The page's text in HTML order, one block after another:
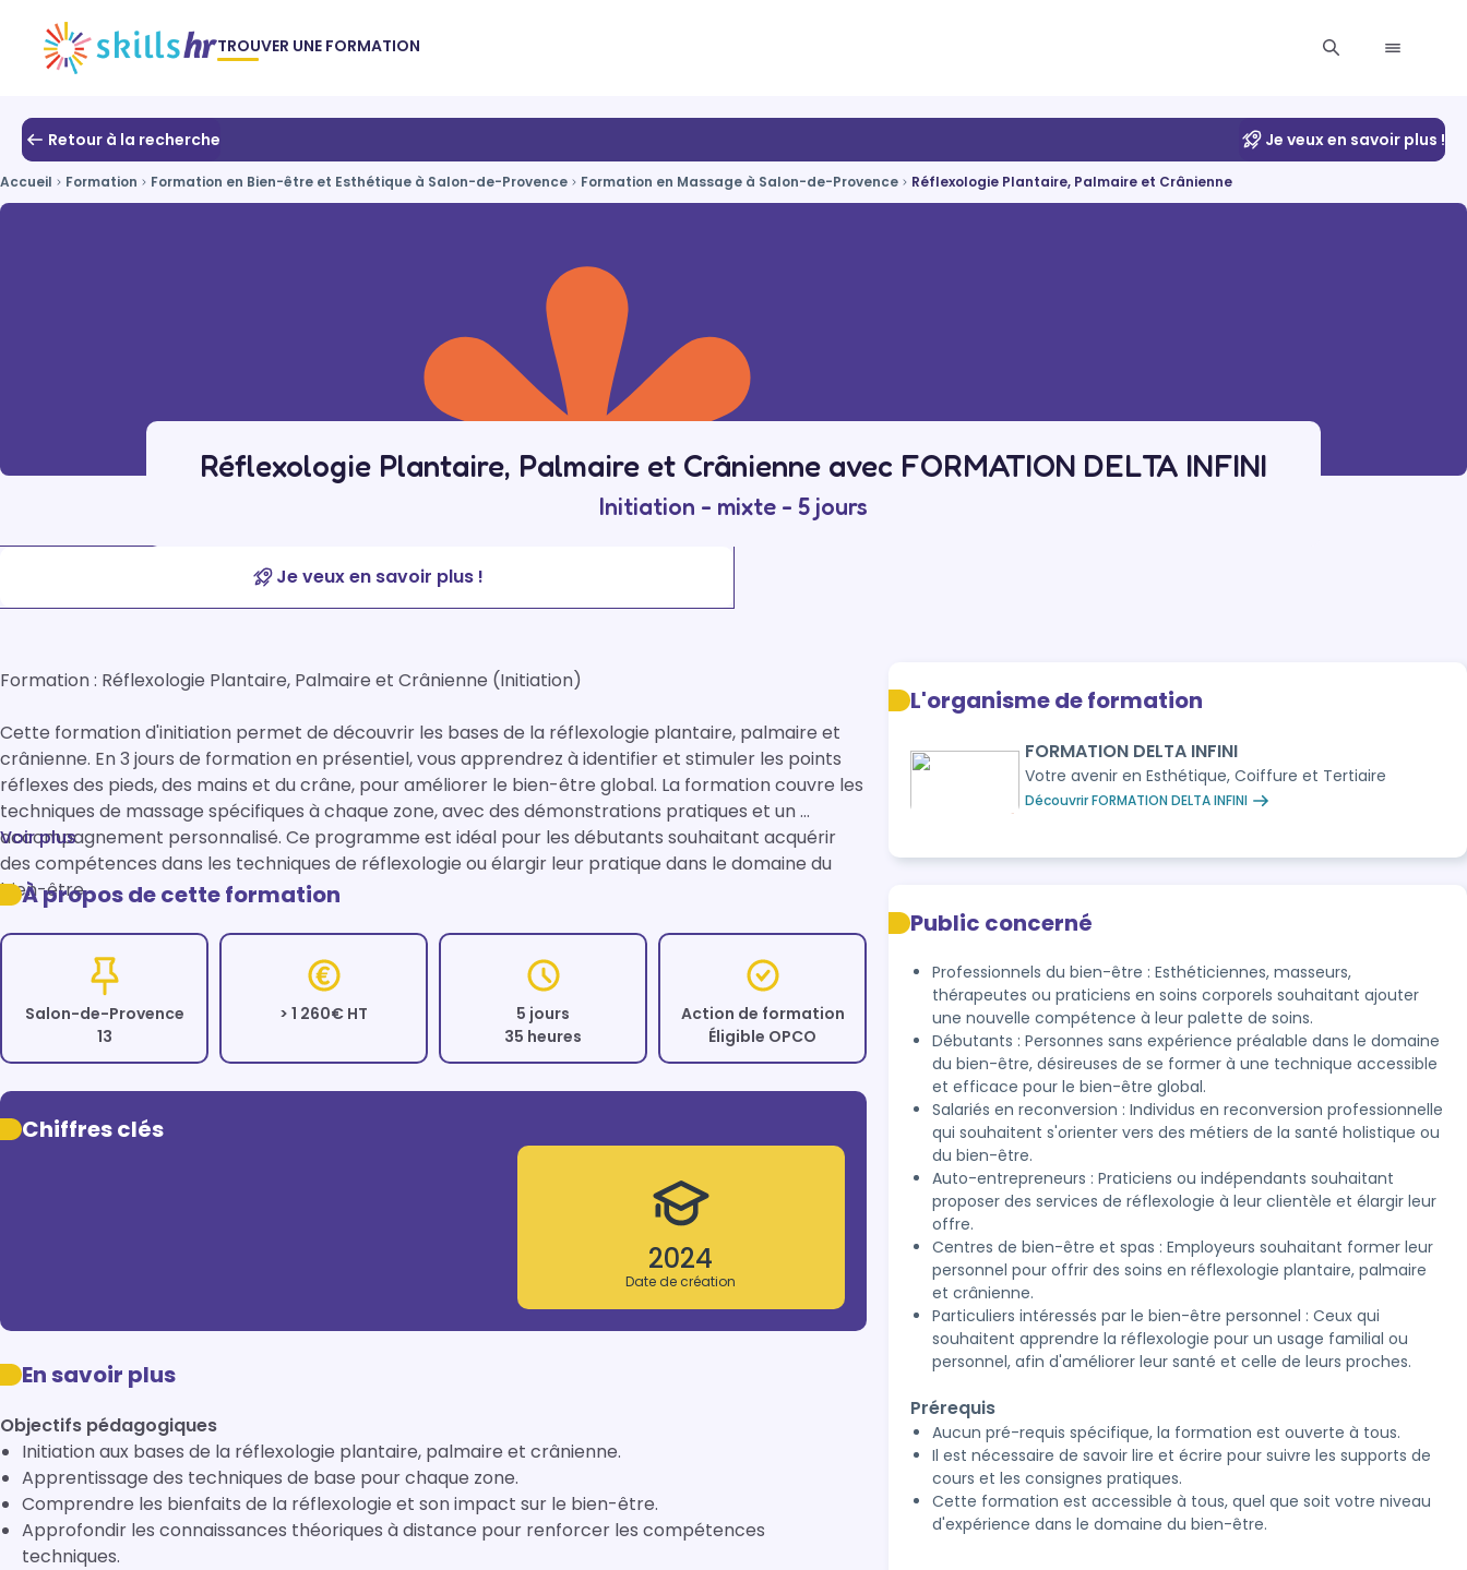
TROUVER UNE FORMATION
Retour à la recherche Je veux en savoir plus !
Accueil Formation Formation en Bien-être et Esthétique à Salon-de-Provence Formation en Massage à Salon-de-Provence Réflexologie Plantaire, Palmaire et Crânienne
Réflexologie Plantaire, Palmaire et Crânienne avec FORMATION DELTA INFINI
Initiation - mixte - 5 jours
Je veux en savoir plus !
Formation : Réflexologie Plantaire, Palmaire et Crânienne (Initiation)
Cette formation d'initiation permet de découvrir les bases de la réflexologie plantaire, palmaire et
crânienne. En 3 jours de formation en présentiel, vous apprendrez à identifier et stimuler les points
réflexes des pieds, des mains et du crâne, pour améliorer le bien-être global. La formation couvre les
techniques de massage spécifiques à chaque zone, avec des démonstrations pratiques et un
accompagnement personnalisé. Ce programme est idéal pour les débutants souhaitant acquérir
des compétences dans les techniques de réflexologie ou élargir leur pratique dans le domaine du
bien-être.
Voir plus
À propos de cette formation
Salon-de-Provence
13
> 1 260€ HT
5 jours
35 heures
Action de formation
Éligible OPCO
Chiffres clés
2024
Date de création
En savoir plus
Objectifs pédagogiques
Initiation aux bases de la réflexologie plantaire, palmaire et crânienne.
Apprentissage des techniques de base pour chaque zone.
Comprendre les bienfaits de la réflexologie et son impact sur le bien-être.
Approfondir les connaissances théoriques à distance pour renforcer les compétences
techniques.
L'organisme de formation
FORMATION DELTA INFINI
Votre avenir en Esthétique, Coiffure et Tertiaire
Découvrir FORMATION DELTA INFINI
Public concerné
Professionnels du bien-être : Esthéticiennes, masseurs,
thérapeutes ou praticiens en soins corporels souhaitant ajouter
une nouvelle compétence à leur palette de soins.
Débutants : Personnes sans expérience préalable dans le domaine
du bien-être, désireuses de se former à une technique accessible
et efficace pour le bien-être global.
Salariés en reconversion : Individus en reconversion professionnelle
qui souhaitent s'orienter vers des métiers de la santé holistique ou
du bien-être.
Auto-entrepreneurs : Praticiens ou indépendants souhaitant
proposer des services de réflexologie à leur clientèle et élargir leur
offre.
Centres de bien-être et spas : Employeurs souhaitant former leur
personnel pour offrir des soins en réflexologie plantaire, palmaire
et crânienne.
Particuliers intéressés par le bien-être personnel : Ceux qui
souhaitent apprendre la réflexologie pour un usage familial ou
personnel, afin d'améliorer leur santé et celle de leurs proches.
Prérequis
Aucun pré-requis spécifique, la formation est ouverte à tous.
Il est nécessaire de savoir lire et écrire pour suivre les supports de
cours et les consignes pratiques.
Cette formation est accessible à tous, quel que soit votre niveau
d'expérience dans le domaine du bien-être.